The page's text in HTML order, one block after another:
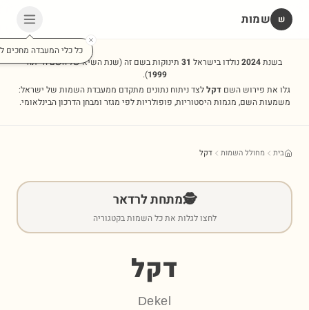
שׁ שמות
כל כלי המעבדה מחכים
בשנת2024נולדו בישראל 31 תינוקות בשם זה(שנת השיא של השם הייתה
1999
).
גלו את פירוש השם דקללצד ניתוח נתונים מתקדם ממעבדת השמות של ישראל:
משמעות השם, מגמות היסטוריות, פופולריות לפי מגזר ומבחן הדרכון הבינלאומי.
בית מחולל השמות דקל
🕵️מתחת לרדאר
לחצו לגלות את כל השמות בקטגוריה
דקל
Dekel